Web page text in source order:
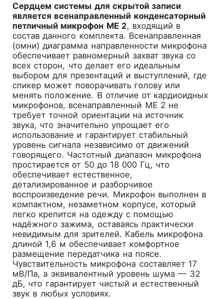
Сердцем системы для скрытой записи
является всенаправленный конденсаторный
петличный микрофон ME 2, входящий в
состав данного комплекта. Всенаправленная
(омни) диаграмма направленности микрофона
обеспечивает равномерный захват звука со
всех сторон, что делает его идеальным
выбором для презентаций и выступлений, где
спикер может поворачивать голову или
менять положение. В отличие от кардиоидных
микрофонов, всенаправленный ME 2 не
требует точной ориентации на источник
звука, что значительно упрощает его
использование и гарантирует стабильный
уровень сигнала независимо от движений
говорящего. Частотный диапазон микрофона
простирается от 50 до 18 000 Гц, что
обеспечивает естественное,
детализированное и разборчивое
воспроизведение речи. Микрофон выполнен в
компактном, незаметном корпусе, который
легко крепится на одежду с помощью
надёжного зажима, оставаясь практически
невидимым для зрителей. Кабель микрофона
длиной 1,6 м обеспечивает комфортное
размещение передатчика на поясе.
Чувствительность микрофона составляет 17
мВ/Па, а эквивалентный уровень шума — 32
дБ, что гарантирует чистый и естественный
звук в любых условиях.